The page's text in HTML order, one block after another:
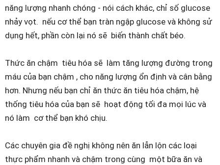
năng lượng nhanh chóng - nói cách khác, chỉ số glucose
nhảy vọt. nếu cơ thể bạn tràn ngập glucose và không sử
dụng hết, phần còn lại nó sẽ biến thành chất béo.
Thức ăn chậm tiêu hóa sẽ làm tăng lượng đường trong
máu của bạn chậm , cho năng lượng ổn định và cân bằng
hơn. Nhưng nếu bạn chỉ ăn thức ăn tiêu hóa chậm, hệ
thống tiêu hóa của bạn sẽ hoạt động tối đa mọi lúc và
nó làm cơ thể bạn khó chịu.
Các chuyên gia đề nghị không nên ăn lẫn lộn các loại
thực phẩm nhanh và chậm trong cùng một bữa ăn và